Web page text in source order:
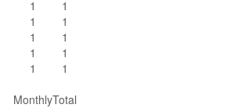
1
1
1
1
1
1
1
1
1
1
MonthlyTotal